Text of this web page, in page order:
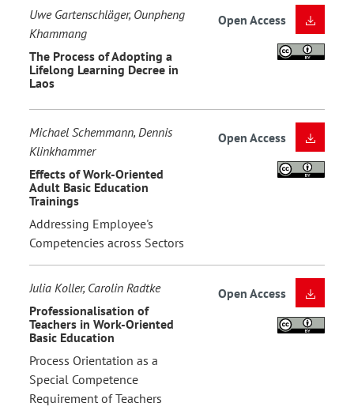
Uwe Gartenschläger, Ounpheng
Khammang
The Process of Adopting a
Lifelong Learning Decree in
Laos
Open Access
Michael Schemmann, Dennis
Klinkhammer
Effects of Work-Oriented
Adult Basic Education
Trainings
Addressing Employee's
Competencies across Sectors
Open Access
Julia Koller, Carolin Radtke
Professionalisation of
Teachers in Work-Oriented
Basic Education
Process Orientation as a
Special Competence
Requirement of Teachers
Open Access